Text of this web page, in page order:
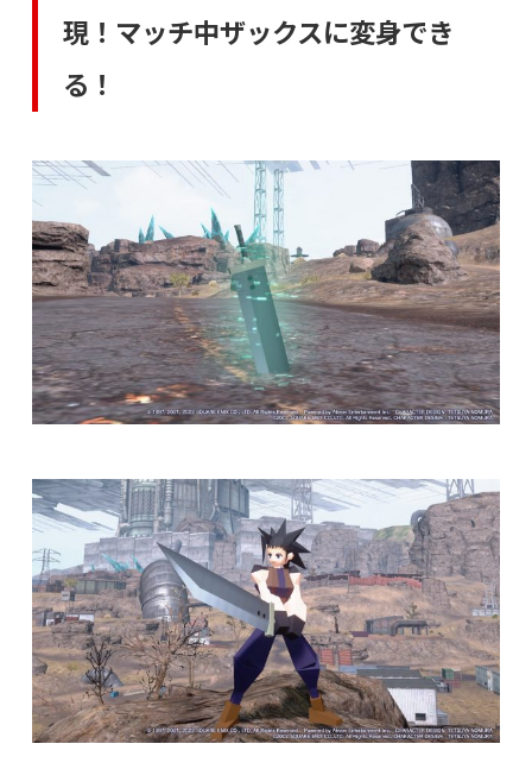
現！マッチ中ザックスに変身でき
る！